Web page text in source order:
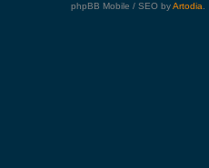
phpBB Mobile / SEO byArtodia